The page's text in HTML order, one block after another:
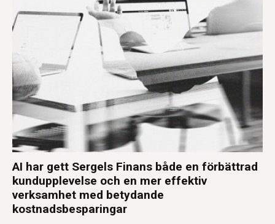
AI har gett Sergels Finans både en förbättrad
kundupplevelse och en mer effektiv
verksamhet med betydande
kostnadsbesparingar